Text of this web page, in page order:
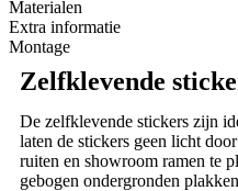
Materialen
Extra informatie
Montage
Zelfklevende
De zelfklevende stickers zijn
laten de stickers geen licht
ruiten en showroom ramen te
gebogen ondergronden